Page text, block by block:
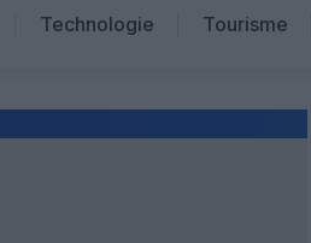
Technologie
Tourisme
Hôtellerie